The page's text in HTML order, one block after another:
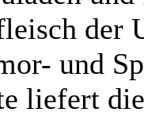
der
und
liefert